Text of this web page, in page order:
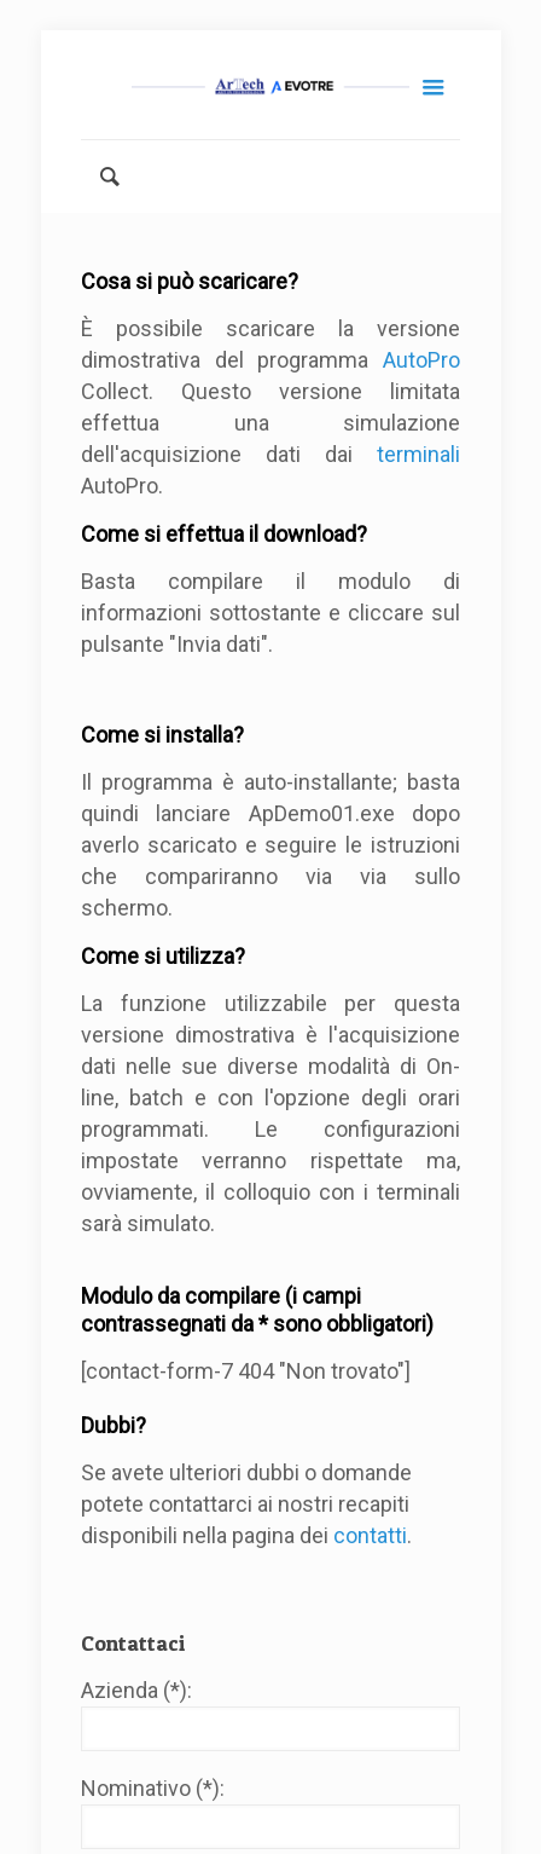
Cosa si può scaricare?
È possibile scaricare la versione
dimostrativa del programma AutoPro
Collect. Questo versione limitata
effettua una simulazione
dell'acquisizione dati dai terminali
AutoPro.
Come si effettua il download?
Basta compilare il modulo di
informazioni sottostante e cliccare sul
pulsante "Invia dati".
Come si installa?
Il programma è auto-installante; basta
quindi lanciare ApDemo01.exe dopo
averlo scaricato e seguire le istruzioni
che compariranno via via sullo
schermo.
Come si utilizza?
La funzione utilizzabile per questa
versione dimostrativa è l'acquisizione
dati nelle sue diverse modalità di On-
line, batch e con l'opzione degli orari
programmati. Le configurazioni
impostate verranno rispettate ma,
ovviamente, il colloquio con i terminali
sarà simulato.
Modulo da compilare (i campi
contrassegnati da * sono obbligatori)
[contact-form-7 404 "Non trovato"]
Dubbi?
Se avete ulteriori dubbi o domande
potete contattarci ai nostri recapiti
disponibili nella pagina dei contatti.
Contattaci
Azienda (*):
Nominativo (*):